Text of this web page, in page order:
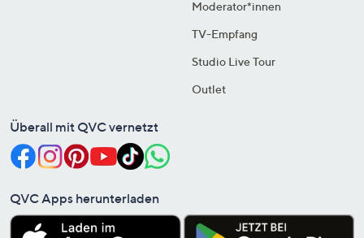
Moderator*innen
TV-Empfang
Studio Live Tour
Outlet
Überall mit QVC vernetzt
QVC Apps herunterladen